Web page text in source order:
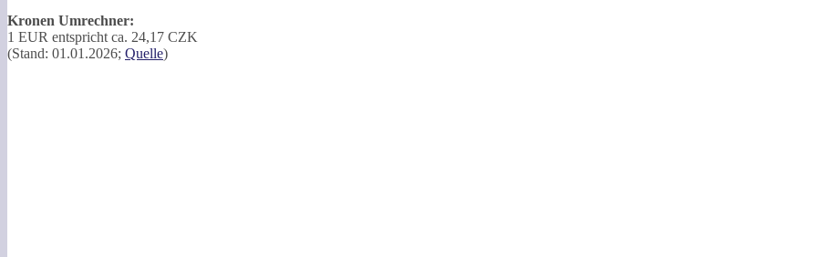
Kronen Umrechner:
1 EUR entspricht ca. 24,17 CZK
(Stand: 01.01.2026; Quelle)